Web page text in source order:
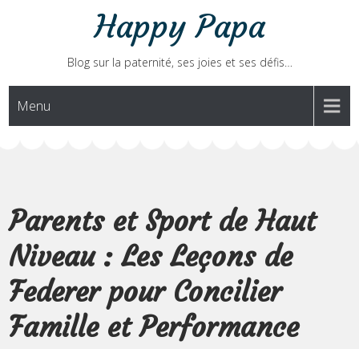
Happy Papa
Blog sur la paternité, ses joies et ses défis…
Menu
Parents et Sport de Haut
Niveau : Les Leçons de
Federer pour Concilier
Famille et Performance